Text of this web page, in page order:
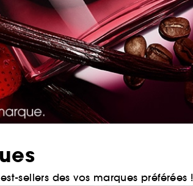
sellers des vos marques préférées !